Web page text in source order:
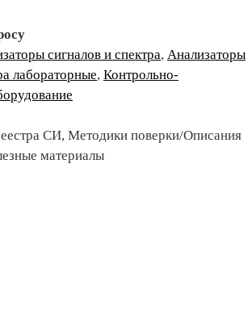
сигналов и спектра, Анализаторы
лабораторные, Контрольно-
СИ, Методики поверки/Описания
материалы